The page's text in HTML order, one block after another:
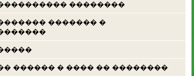
��������
������� �
������ � ���� �� ��������